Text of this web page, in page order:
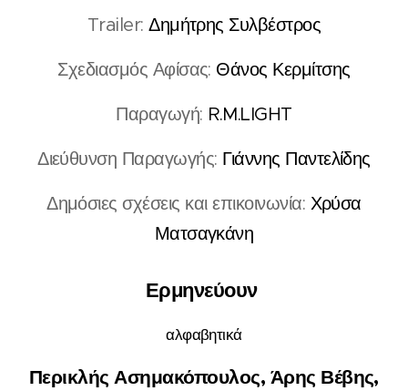
Trailer:Δημήτρης Συλβέστρος
Σχεδιασμός Αφίσας: Θάνος Κερμίτσης
Παραγωγή: R.M.LIGHT
Διεύθυνση Παραγωγής: Γιάννης Παντελίδης
Δημόσιες σχέσεις και επικοινωνία: Χρύσα
Ματσαγκάνη
Ερμηνεύουν
αλφαβητικά
Περικλής Ασημακόπουλος, Άρης Βέβης,